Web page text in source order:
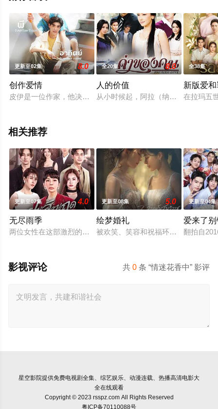
更新至02集 8.0
创作爱情
皮伊是一位作家，他决定住在度假村的民宿写作取灵感，但因
全20集 8.0
人的价值
从小时候起，阿拉（纳瓦·君拉纳拉
全38集
新版爱
在拉玛五
相关推荐
更新至07集 4.0
无尽雨季
两位女性在这部激烈的家庭剧中争夺强大的蒂纳拉王朝领导权
更新至08集 5.0
绘梦婚礼
被欢笑、笑容和祝福环绕的婚礼仅仅
更新至04集
爱来了
翻拍自
共0 条 “情迷花香中” 影评
影视评论
星空影院提供免费电视剧全集、综艺娱乐、动漫连载、热播高清电影大
全在线观看
Copyright © 2023 rsspz.com All Rights Reserved
粤ICP备70110088号